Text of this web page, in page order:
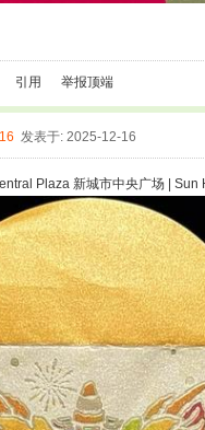
引用 举报顶端
16 发表于: 2025-12-16
Plaza 新城市中央广场 |